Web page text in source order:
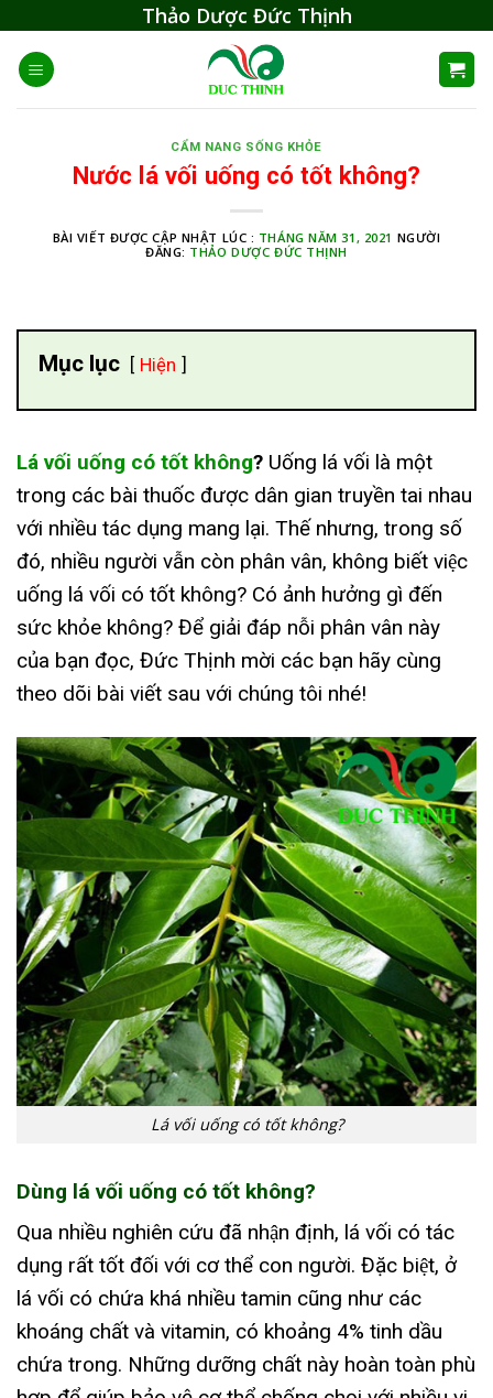
content
Thảo Dược Đức Thịnh
CẨM NANG SỐNG KHỎE
Nước lá vối uống có tốt không?
BÀI VIẾT ĐƯỢC CẬP NHẬT LÚC : THÁNG NĂM 31, 2021 NGƯỜI
ĐĂNG: THẢO DƯỢC ĐỨC THỊNH
Mục lục Hiện
Lá vối uống có tốt không? Uống lá vối là một
trong các bài thuốc được dân gian truyền tai nhau
với nhiều tác dụng mang lại. Thế nhưng, trong số
đó, nhiều người vẫn còn phân vân, không biết việc
uống lá vối có tốt không? Có ảnh hưởng gì đến
sức khỏe không? Để giải đáp nỗi phân vân này
của bạn đọc, Đức Thịnh mời các bạn hãy cùng
theo dõi bài viết sau với chúng tôi nhé!
Lá vối uống có tốt không?
Dùng lá vối uống có tốt không?
Qua nhiều nghiên cứu đã nhận định, lá vối có tác
dụng rất tốt đối với cơ thể con người. Đặc biệt, ở
lá vối có chứa khá nhiều tamin cũng như các
khoáng chất và vitamin, có khoảng 4% tinh dầu
chứa trong. Những dưỡng chất này hoàn toàn phù